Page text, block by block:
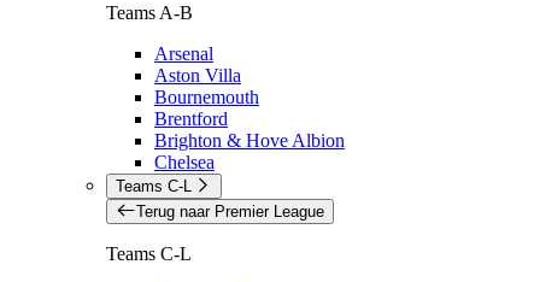
Teams A-B
Arsenal
Aston Villa
Bournemouth
Brentford
Brighton & Hove Albion
Chelsea
Teams C-L
Terug naar Premier League
Teams C-L